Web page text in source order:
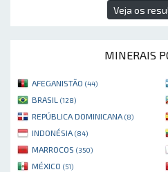
Veja os
MINERAIS
AFEGANISTÃO (44)
BRASIL (128)
REPÚBLICA DOMINICANA (8)
INDONÉSIA (84)
MARROCOS (350)
MÉXICO (51)